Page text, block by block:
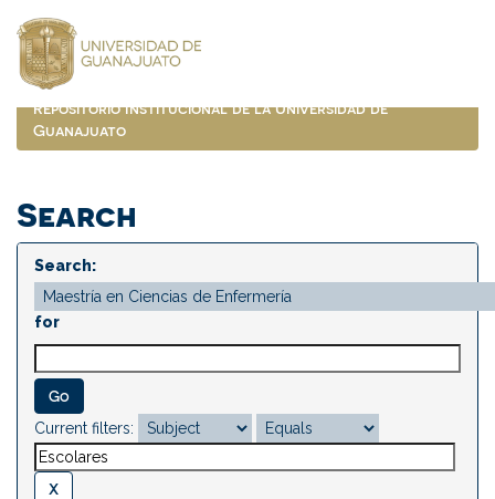
navigation
Repositorio Institucional de la Universidad de
Guanajuato
Search
Search:
for
Current filters: